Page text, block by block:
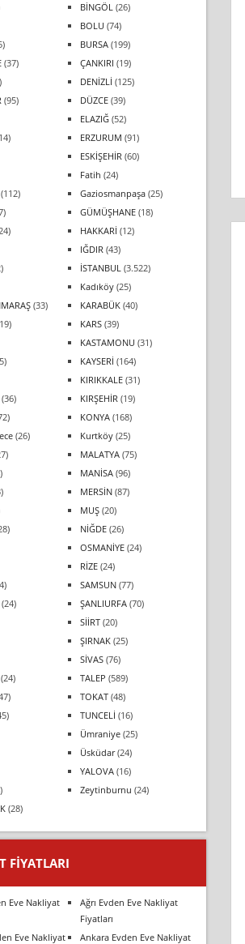
BİNGÖL (26)
BOLU (74)
BURSA (199)
(37) ÇANKIRI (19)
DENİZLİ (125)
(95) DÜZCE (39)
ELAZIĞ (52)
ERZURUM (91)
ESKİŞEHİR (60)
Fatih (24)
(112) Gaziosmanpaşa (25)
GÜMÜŞHANE (18)
HAKKARİ (12)
IĞDIR (43)
İSTANBUL (3.522)
Kadıköy (25)
(33) KARABÜK (40)
KARS (39)
KASTAMONU (31)
KAYSERİ (164)
KIRIKKALE (31)
(36) KIRŞEHİR (19)
KONYA (168)
(26) Kurtköy (25)
MALATYA (75)
MANİSA (96)
MERSİN (87)
MUŞ (20)
NİĞDE (26)
OSMANİYE (24)
RİZE (24)
SAMSUN (77)
(24) ŞANLIURFA (70)
SİİRT (20)
ŞIRNAK (25)
SİVAS (76)
(24) TALEP (589)
TOKAT (48)
TUNCELİ (16)
Ümraniye (25)
Üsküdar(24)
YALOVA (16)
Zeytinburnu (24)
(28)
FIYATLARI
Eve Nakliyat
Ağrı Evden Eve Nakliyat
Fiyatları
Eve Nakliyat
Ankara Evden Eve Nakliyat